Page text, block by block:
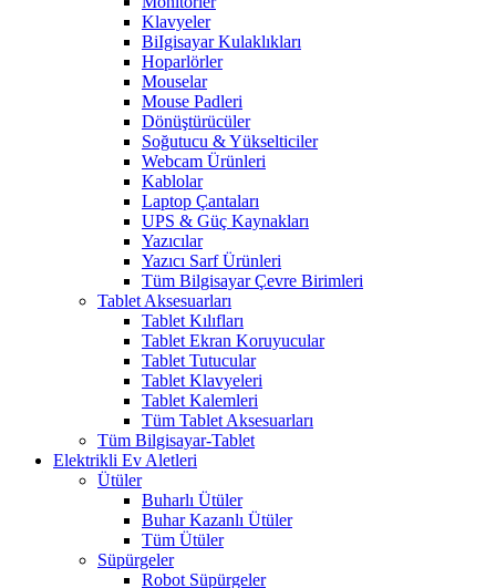
Klavyeler
BiIgisayar Kulaklıkları
Hoparlörler
Mouselar
Mouse Padleri
Dönüştürücüler
Soğutucu & Yükselticiler
Webcam Ürünleri
Kablolar
Laptop Çantaları
UPS & Güç Kaynakları
Yazıcılar
Yazıcı Sarf Ürünleri
Tüm Bilgisayar Çevre Birimleri
Tablet Aksesuarları
Tablet Kılıfları
Tablet Ekran Koruyucular
Tablet Tutucular
Tablet Klavyeleri
Tablet Kalemleri
Tüm Tablet Aksesuarları
Tüm Bilgisayar-Tablet
Elektrikli Ev Aletleri
Ütüler
Buharlı Ütüler
Buhar Kazanlı Ütüler
Tüm Ütüler
Süpürgeler
Robot Süpürgeler